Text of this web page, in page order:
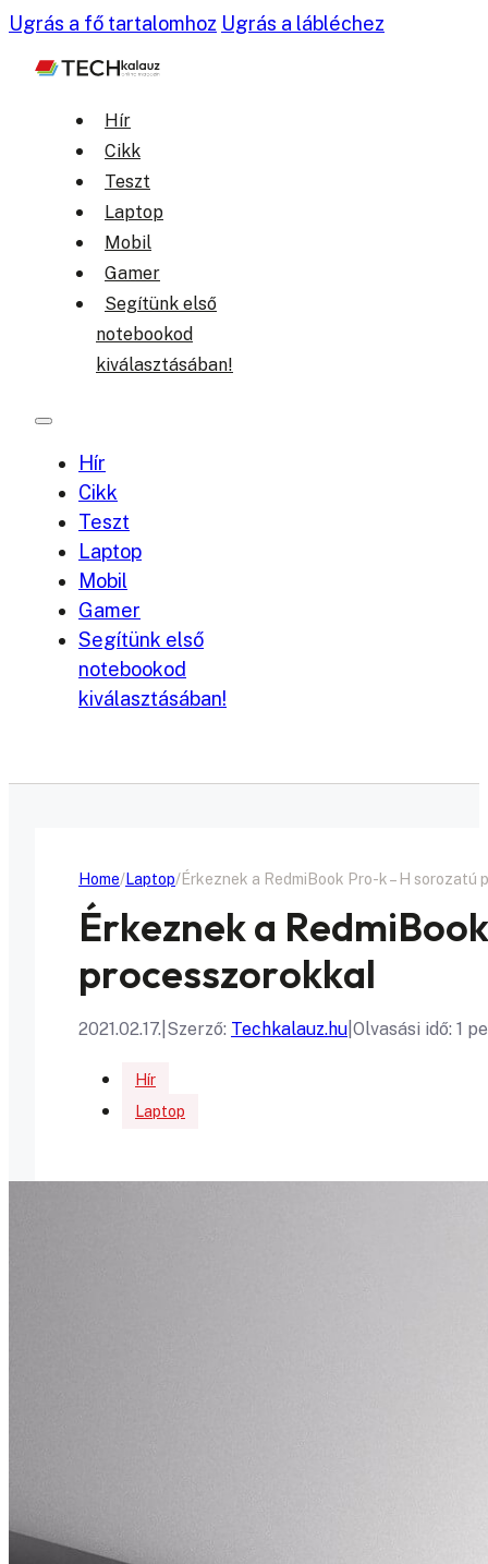
Ugrás a fő tartalomhoz Ugrás a lábléchez
Hír
Cikk
Teszt
Laptop
Mobil
Gamer
Segítünk első
notebookod
kiválasztásában!
Hír
Cikk
Teszt
Laptop
Mobil
Gamer
Segítünk első
notebookod
kiválasztásában!
Home Laptop Érkeznek a RedmiBook Pro-k – H sorozatú
Érkeznek a
processzorokkal
2021.02.17. Szerző: Techkalauz.hu Olvasási idő: 1
Hír
Laptop